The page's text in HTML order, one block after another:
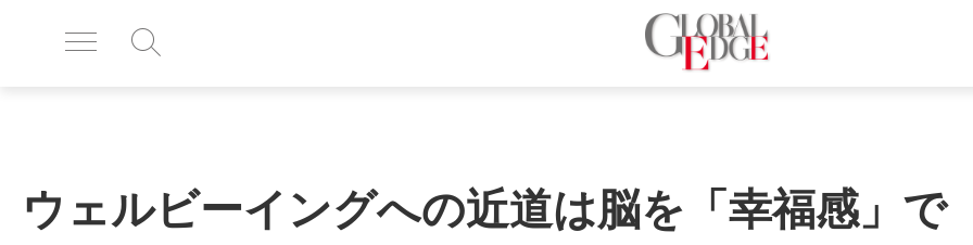
ウェルビーイングへの近道は脳を「幸福感」で